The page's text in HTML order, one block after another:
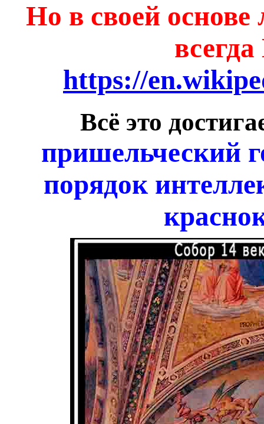
Но в своей основе
https://
Всё это
пришельческий
порядок